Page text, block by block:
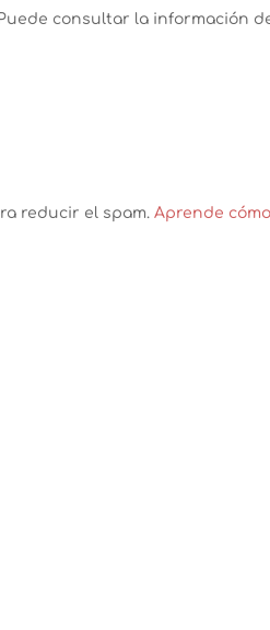
Puede consultar la información
reducir el spam.Aprende